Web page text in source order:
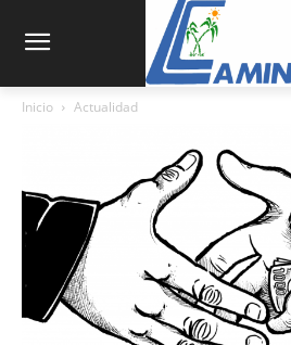
Inicio Actualidad